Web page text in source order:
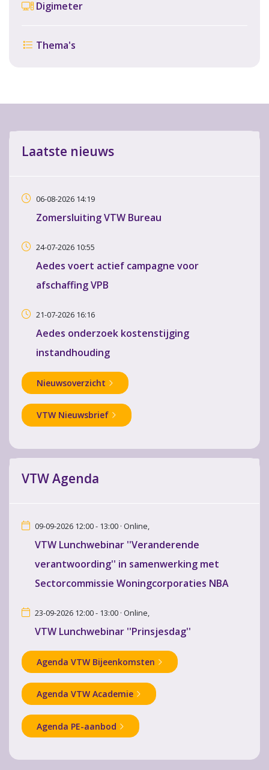
Digimeter
Thema's
Laatste nieuws
06-08-2026 14:19
Zomersluiting VTW Bureau
24-07-2026 10:55
Aedes voert actief campagne voor
afschaffing VPB
21-07-2026 16:16
Aedes onderzoek kostenstijging
instandhouding
Nieuwsoverzicht
VTW Nieuwsbrief
VTW Agenda
09-09-2026 12:00 - 13:00 · Online,
VTW Lunchwebinar ''Veranderende
verantwoording'' in samenwerking met
Sectorcommissie Woningcorporaties NBA
23-09-2026 12:00 - 13:00 · Online,
VTW Lunchwebinar ''Prinsjesdag''
Agenda VTW Bijeenkomsten
Agenda VTW Academie
Agenda PE-aanbod